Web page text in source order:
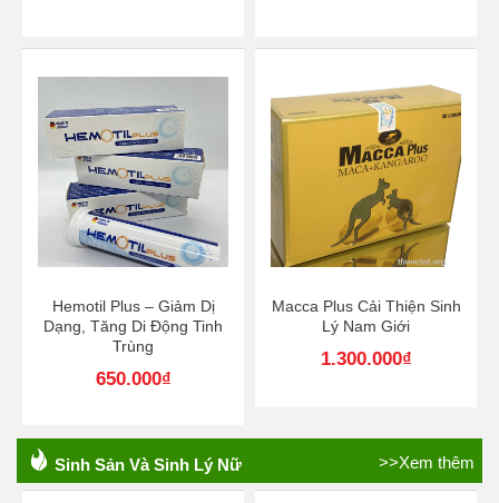
Hemotil Plus – Giảm Dị
Dạng, Tăng Di Động Tinh
Trùng
650.000₫
Macca Plus Cải Thiện Sinh
Lý Nam Giới
1.300.000₫
Sinh Sản Và Sinh Lý Nữ >>Xem thêm